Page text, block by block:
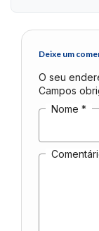
Deixe um
O seu
Campos
Nome *